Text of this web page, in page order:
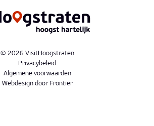
© 2026 VisitHoogstraten
Privacybeleid
Algemene voorwaarden
Webdesign door Frontier